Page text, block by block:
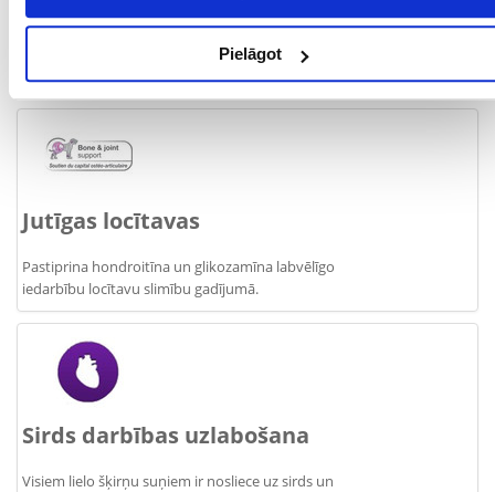
Pielāgot
TAUKI (%): 17
KALCIJS (%): 1.2
Jutīgas locītavas
Pastiprina hondroitīna un glikozamīna labvēlīgo
iedarbību locītavu slimību gadījumā.
Sirds darbības uzlabošana
Visiem lielo šķirņu suņiem ir nosliece uz sirds un